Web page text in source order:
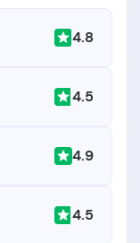
4.8
4.5
4.9
4.5